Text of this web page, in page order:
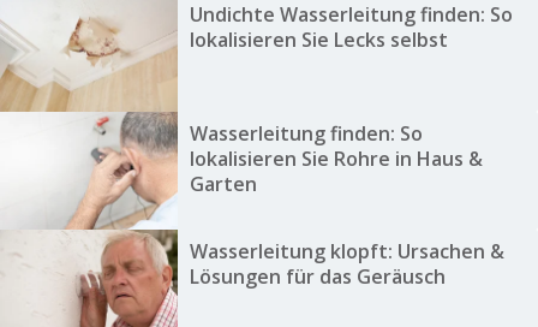
Undichte Wasserleitung finden: So
lokalisieren Sie Lecks selbst
Wasserleitung finden: So
lokalisieren Sie Rohre in Haus &
Garten
Wasserleitung klopft: Ursachen &
Lösungen für das Geräusch